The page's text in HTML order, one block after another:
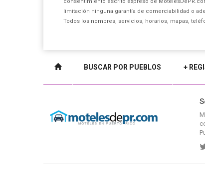
limitación ninguna garantía de comerciabilidad o
Todos los nombres, servicios, horarios, mapas,
BUSCAR POR PUEBLOS +